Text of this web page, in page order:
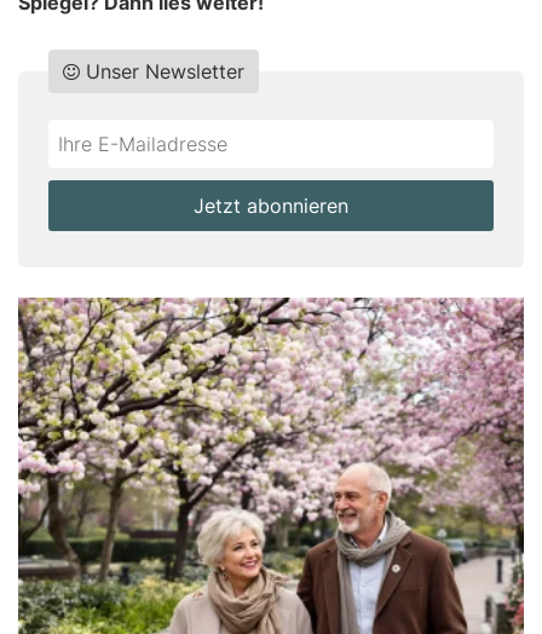
Do
fill
Unser Newsletter
*Ihre
Mailadresse:
Jetzt abonnieren